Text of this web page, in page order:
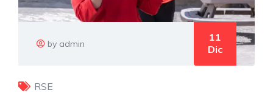
by admin
11
Dic
RSE